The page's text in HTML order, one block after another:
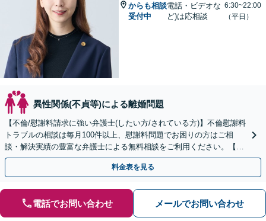
からも相談
受付中
電話・ビデオな
ど)は応相談
6:30~22:00
（平日）
異性関係(不貞等)による離婚問題
【不倫/慰謝料請求に強い弁護士(したい方/されている方)】不倫慰謝料
トラブルの相談は毎月100件以上、慰謝料問題でお困りの方はご相
談・解決実績の豊富な弁護士による無料相談をご利用ください。【不
倫相談は初回0円】【全国対応】
料金表を見る
電話でお問い合わせ メールでお問い合わせ